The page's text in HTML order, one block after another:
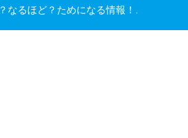
なるほど？ためになる情報！.